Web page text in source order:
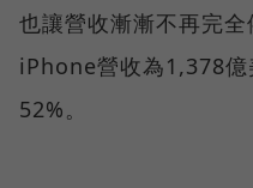
也讓營收漸漸不再完
iPhone營收為1,378億
52%。